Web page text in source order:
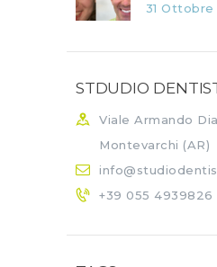
31
STDUDIO
Viale Armando
Montevarchi (AR)
+39 055 4939826